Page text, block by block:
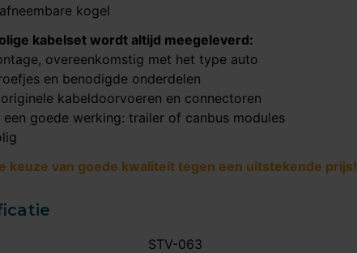
kogel
kabelset wordt altijd meegeleverd:
overeenkomstig met het type auto
en benodigde onderdelen
kabeldoorvoeren en connectoren
goede werking: trailer of canbus modules
keuze van goede kwaliteit tegen een uitstekende prijs!
STV-063